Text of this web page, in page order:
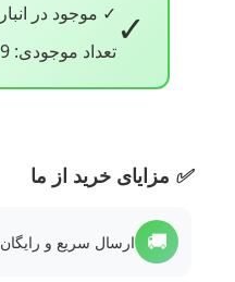
✓ ✓ موجود در انبار
تعداد موجودی: 9 عدد
✅ مزایای خرید از ما
🚚 ارسال سریع و رایگان